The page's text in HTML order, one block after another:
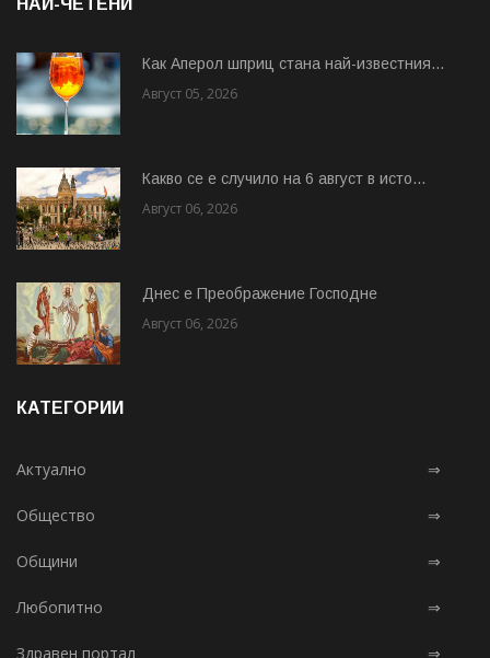
Как Аперол шприц стана най-известния...
Август 05, 2026
Какво се е случило на 6 август в исто...
Август 06, 2026
Днес е Преображение Господне
Август 06, 2026
КАТЕГОРИИ
Актуално ⇒
Общество ⇒
Общини ⇒
Любопитно ⇒
Здравен портал ⇒